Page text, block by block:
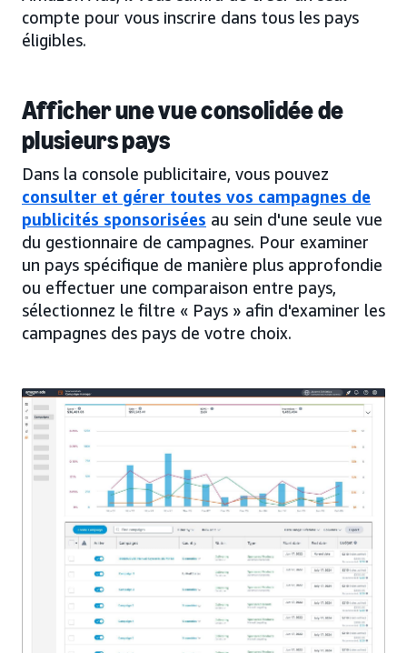
compte pour vous inscrire dans tous les pays
éligibles.
Afficher une vue consolidée de
plusieurs pays
Dans la console publicitaire, vous pouvez
consulter et gérer toutes vos campagnes de
publicités sponsorisées au sein d'une seule vue
du gestionnaire de campagnes. Pour examiner
un pays spécifique de manière plus approfondie
ou effectuer une comparaison entre pays,
sélectionnez le filtre « Pays » afin d'examiner les
campagnes des pays de votre choix.